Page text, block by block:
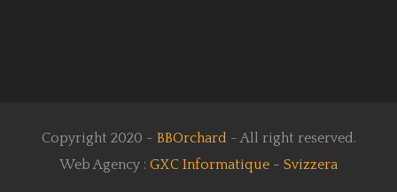
Copyright 2020 - BBOrchard - All right reserved.
Web Agency : GXC Informatique - Svizzera